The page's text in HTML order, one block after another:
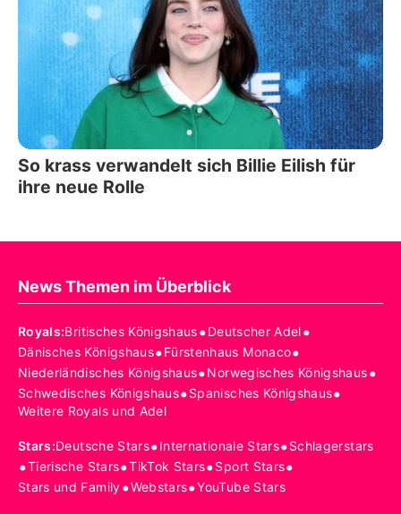
So krass verwandelt sich Billie Eilish für
ihre neue Rolle
News Themen im Überblick
Royals:Britisches Königshaus•Deutscher Adel•
Dänisches Königshaus•Fürstenhaus Monaco•
Niederländisches Königshaus•Norwegisches Königshaus•
Schwedisches Königshaus•Spanisches Königshaus•
Weitere Royals und Adel
Stars:Deutsche Stars•Internationale Stars•Schlagerstars
•Tierische Stars•TikTok Stars•Sport Stars•
Stars und Family•Webstars•YouTube Stars